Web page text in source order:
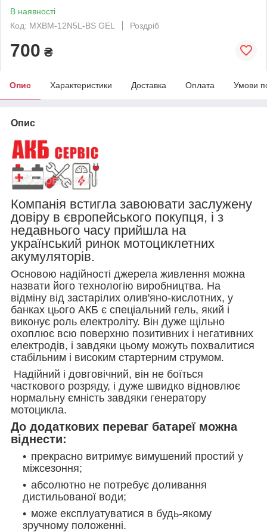
В наявності
Код: MXBM-12N5L-BS GEL
Роздріб
700 ₴
Опис Характеристики Доставка Оплата Умови
Опис
Компанія встигла завоювати заслужену
довіру в європейського покупця, і з
недавнього часу прийшла на
український ринок мотоциклетних
акумуляторів.
Основою надійності джерела живлення можна
назвати його технологію виробництва. На
відміну від застарілих олив'яно-кислотних, у
банках цього АКБ є спеціальний гель, який і
виконує роль електроліту. Він дуже щільно
охоплює всю поверхню позитивних і негативних
електродів, і завдяки цьому можуть похвалитися
стабільним і високим стартерним струмом.
Надійний і довговічний, він не боїться
часткового розряду, і дуже швидко відновлює
нормальну ємність завдяки генератору
мотоцикла.
До додаткових переваг батареї можна
віднести:
прекрасно витримує вимушений простий у
міжсезоння;
абсолютно не потребує доливання
дистильованої води;
може експлуатуватися в будь-якому
зручному положенні.